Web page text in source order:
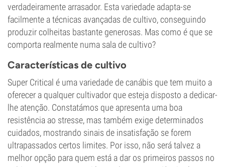
verdadeiramente arrasador. Esta variedade adapta-se
facilmente a técnicas avançadas de cultivo, conseguindo
produzir colheitas bastante generosas. Mas como é que se
comporta realmente numa sala de cultivo?
Características de cultivo
Super Critical é uma variedade de canábis que tem muito a
oferecer a qualquer cultivador que esteja disposto a dedicar-
lhe atenção. Constatámos que apresenta uma boa
resistência ao stresse, mas também exige determinados
cuidados, mostrando sinais de insatisfação se forem
ultrapassados certos limites. Por isso, não será talvez a
melhor opção para quem está a dar os primeiros passos no